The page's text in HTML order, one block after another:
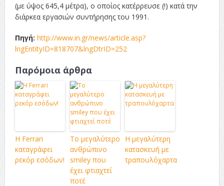
(με ύψος 645,4 μέτρα), ο οποίος κατέρρευσε (!) κατά την
διάρκεα εργασιών συντήρησης του 1991.
Πηγή: http://www.in.gr/news/article.asp?
lngEntityID=818707&lngDtrID=252
Παρόμοια άρθρα
Η Ferrari
καταγράφει
ρεκόρ εσόδων!
Το μεγαλύτερο
ανθρώπινο
smiley που
έχει φτιαχτεί
ποτέ
Η μεγαλύτερη
κατασκευή με
τραπουλόχαρτα